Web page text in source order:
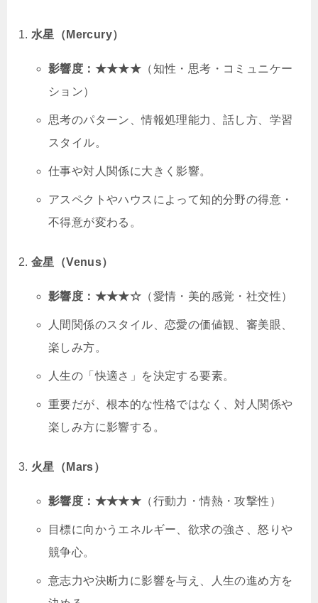
水星（Mercury）
影響度：★★★★ （知性・思考・コミュニケー
ション）
思考のパターン、情報処理能力、話し方、学習
スタイル。
仕事や対人関係に大きく影響。
アスペクトやハウスによって知的分野の得意・
不得意が変わる。
金星（Venus）
影響度：★★★☆ （愛情・美的感覚・社交性）
人間関係のスタイル、恋愛の価値観、審美眼、
楽しみ方。
人生の「快適さ」を決定する要素。
重要だが、根本的な性格ではなく、対人関係や
楽しみ方に影響する。
火星（Mars）
影響度：★★★★ （行動力・情熱・攻撃性）
目標に向かうエネルギー、欲求の強さ、怒りや
競争心。
意志力や決断力に影響を与え、人生の進め方を